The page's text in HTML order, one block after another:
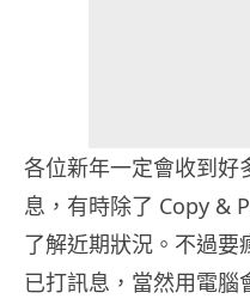
各位新年一定會收到好
息，有時除了 Copy &
了解近期狀況。不過要
已打訊息，當然用電腦